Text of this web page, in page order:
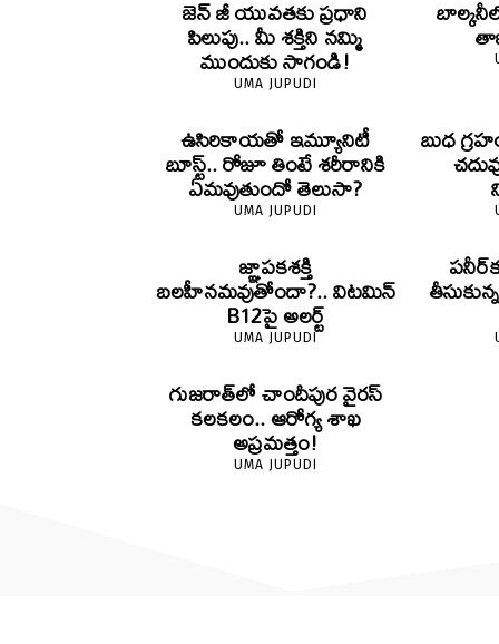
జెన్‌ జీ యువతకు ప్రధాని
పిలుపు.. మీ శక్తిని నమ్మి
ముందుకు సాగండి!
UMA JUPUDI
ఉసిరికాయతో ఇమ్యూనిటీ
బూస్ట్‌.. రోజూ తింటే శరీరానికి
ఏమవుతుందో తెలుసా?
UMA JUPUDI
బుధ
జ్ఞాపకశక్తి
బలహీనమవుతోందా?.. విటమిన్
B12పై అలర్ట్
UMA JUPUDI
గుజరాత్‌లో చాందీపుర వైరస్
కలకలం.. ఆరోగ్య శాఖ
అప్రమత్తం!
UMA JUPUDI